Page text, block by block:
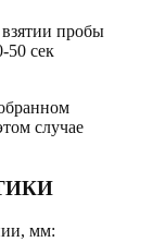
пробы
50 сек
случае
мм: